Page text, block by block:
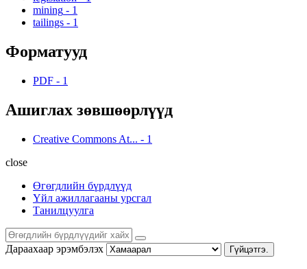
mining - 1
tailings - 1
Форматууд
PDF - 1
Ашиглах зөвшөөрлүүд
Creative Commons At... - 1
close
Өгөгдлийн бүрдлүүд
Үйл ажиллагааны урсгал
Танилцуулга
Дараахаар эрэмбэлэх Гүйцэтгэ.